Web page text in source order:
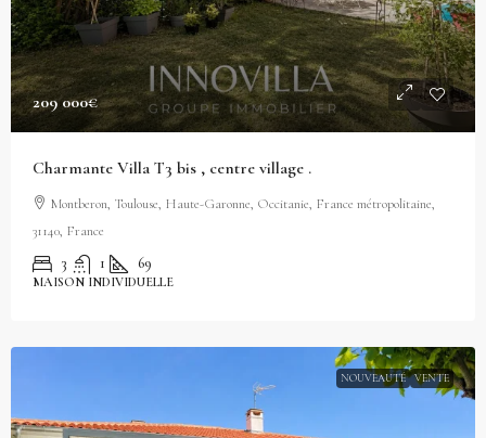
209 000€
Charmante Villa T3 bis , centre village .
Montberon, Toulouse, Haute-Garonne, Occitanie, France métropolitaine,
31140, France
3 1 69
MAISON INDIVIDUELLE
NOUVEAUTÉ VENTE